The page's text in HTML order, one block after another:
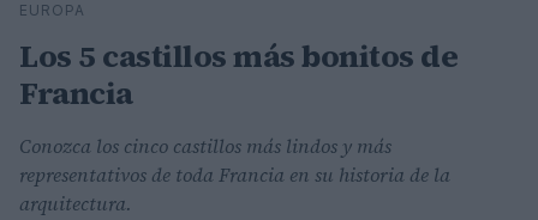
Buscar
EUROPA
Los 5 castillos más bonitos de
Francia
Conozca los cinco castillos más lindos y más
representativos de toda Francia en su historia de la
arquitectura.